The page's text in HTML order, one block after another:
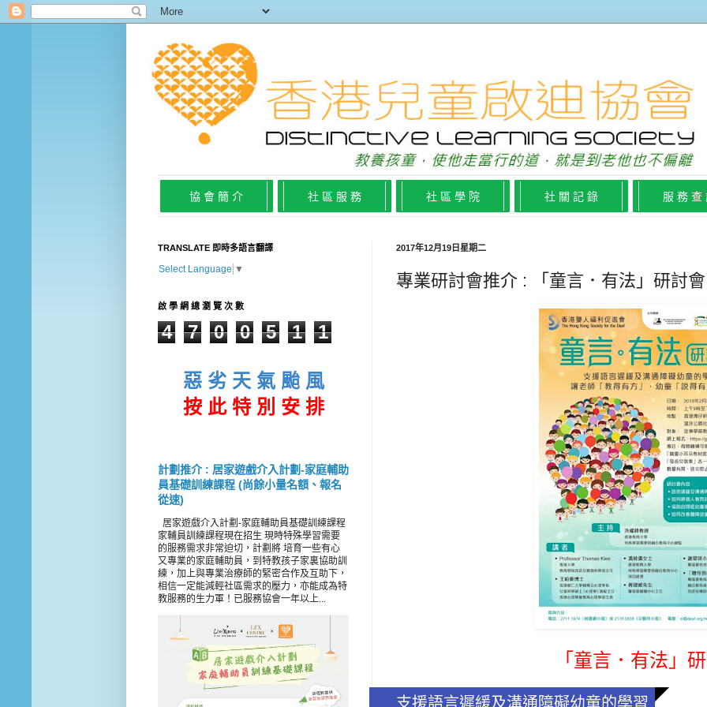
協 會 簡 介 社 區 服 務 社 區 學 院 社 關 記 錄 服 務 查
2017年12月19日星期二
專業研討會推介 : 「童言．有法」研討會
「童言．有法」
TRANSLATE 即時多語言翻譯
Select Language ▼
啟 學 網 總 瀏 覽 次 數
4 7 0 0 5 1 1
惡 劣 天 氣 颱 風
按 此 特 別 安 排
計劃推介 : 居家遊戲介入計劃-家庭輔助
員基礎訓練課程 (尚餘小量名額、報名
從速)
居家遊戲介入計劃-家庭輔助員基礎訓練課程
家輔員訓練課程現在招生 現時特殊學習需要
的服務需求非常迫切，計劃將 培育一些有心
又專業的家庭輔助員，到特教孩子家裏協助訓
練，加上與專業治療師的緊密合作及互助下，
相信一定能減輕社區需求的壓力，亦能成為特
教服務的生力軍！已服務協會一年以上...